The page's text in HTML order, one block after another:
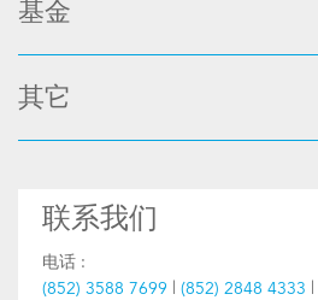
基金
其它
联系我们
电话 :
(852) 3588 7699 | (852) 2848 4333 |